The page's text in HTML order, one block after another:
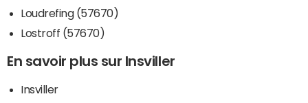
Loudrefing (57670)
Lostroff (57670)
En savoir plus sur Insviller
Insviller